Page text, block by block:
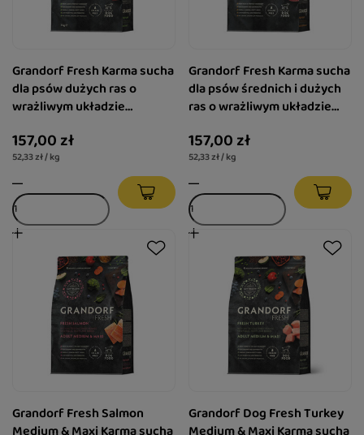
Grandorf Fresh Karma sucha
dla psów dużych ras o
wrażliwym układzie
do alergii Jagnięcina 3 kg
157,00 zł
52,33 zł / kg
Grandorf Fresh Karma sucha
dla psów średnich i dużych
ras o wrażliwym układzie
157,00 zł
52,33 zł / kg
Grandorf Fresh Salmon
Grandorf Dog Fresh Turkey